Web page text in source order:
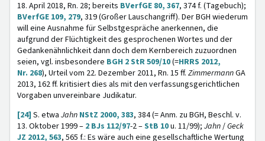
18. April 2018, Rn. 28; bereits BVerfGE 80, 367, 374 f. (Tagebuch);
BVerfGE 109, 279, 319 (Großer Lauschangriff). Der BGH wiederum
will eine Ausnahme für Selbstgespräche anerkennen, die
aufgrund der Flüchtigkeit des gesprochenen Wortes und der
Gedankenähnlichkeit dann doch dem Kernbereich zuzuordnen
seien, vgl. insbesondere BGH 2 StR 509/10(=HRRS 2012,
Nr. 268), Urteil vom 22. Dezember 2011, Rn. 15 ff. ZimmermannGA
2013, 162 ff. kritisiert dies als mit den verfassungsgerichtlichen
Vorgaben unvereinbare Judikatur.
[24] S. etwa Jahn NStZ 2000, 383, 384 (= Anm. zu BGH, Beschl. v.
13. Oktober 1999 – 2 BJs 112/97-2 –StB 10u. 11/99); Jahn/Geck
JZ 2012, 563, 565 f.: Es wäre auch eine gesellschaftliche Wertung